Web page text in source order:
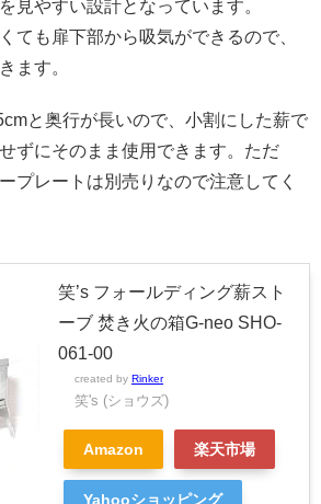
見やすい設計となっています。
ても扉下部から吸気ができるので、
ます。
と奥行が長いので、小割にした薪で
ずにそのまま使用できます。ただ
プレートは別売りなので注意してく
笑’s フォールディング薪スト
ーブ 焚き火の箱G-neo SHO-
061-00
created by Rinker
笑's (ショウズ)
Amazon 楽天市場
Yahooショッピング